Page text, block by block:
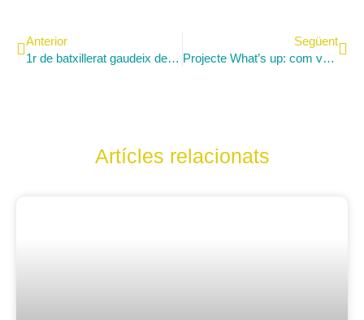
Anterior
1r de batxillerat gaudeix del documental «Cep, persona, raïm i vi»
Següent
Projecte What’s up: com vas de salut mental?
Artícles relacionats